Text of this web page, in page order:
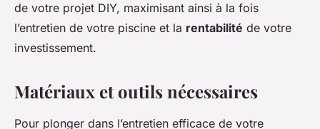
de votre projet DIY, maximisant ainsi à la fois
l’entretien de votre piscine et la rentabilité de votre
investissement.
Matériaux et outils nécessaires
Pour plonger dans l’entretien efficace de votre